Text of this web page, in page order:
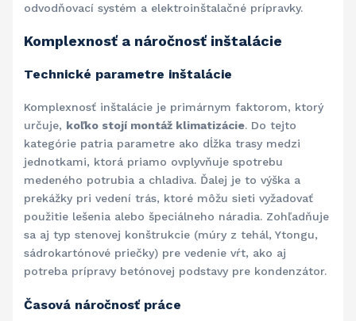
odvodňovací systém a elektroinštalačné prípravky.
Komplexnosť a náročnosť inštalácie
Technické parametre inštalácie
Komplexnosť inštalácie je primárnym faktorom, ktorý
určuje, koľko stojí montáž klimatizácie. Do tejto
kategórie patria parametre ako dĺžka trasy medzi
jednotkami, ktorá priamo ovplyvňuje spotrebu
medeného potrubia a chladiva. Ďalej je to výška a
prekážky pri vedení trás, ktoré môžu sieti vyžadovať
použitie lešenia alebo špeciálneho náradia. Zohľadňuje
sa aj typ stenovej konštrukcie (múry z tehál, Ytongu,
sádrokartónové priečky) pre vedenie vŕt, ako aj
potreba prípravy betónovej podstavy pre kondenzátor.
Časová náročnosť práce